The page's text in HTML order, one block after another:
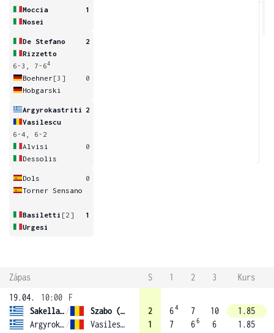
Moccia
1
Nosei
De Stefano
2
Rizzetto
6-3, 7-64
Boehner[3]
0
Hobgarski
Argyrokastriti
2
Vasilescu
6-4, 6-2
Alvisi
0
Dessolis
Dols
0
Torner Sensano
Basiletti [2]
1
Urgesi
Zápas S 1 2 3
Kurs
19.04.
10:00
F
Sakellaridi /
Szabo (1)
Argyrokastriti / Vasilescu
2
1
64
7
7
66
10
6
1.85
1.85